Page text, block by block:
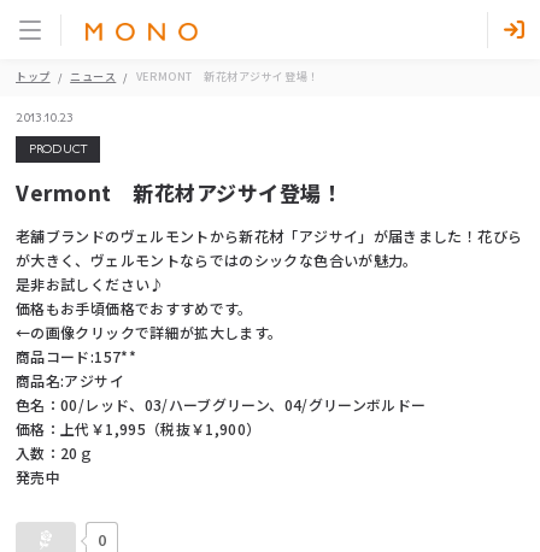
トップ ニュース VERMONT 新花材アジサイ登場！
2013.10.23
PRODUCT
Vermont 新花材アジサイ登場！
老舗ブランドのヴェルモントから新花材「アジサイ」が届きました！花びら
が大きく、ヴェルモントならではのシックな色合いが魅力。
是非お試しください♪
価格もお手頃価格でおすすめです。
←の画像クリックで詳細が拡大します。
商品コード:157**
商品名:アジサイ
色名：00/レッド、03/ハーブグリーン、04/グリーンボルドー
価格：上代￥1,995（税抜￥1,900）
入数：20ｇ
発売中
0